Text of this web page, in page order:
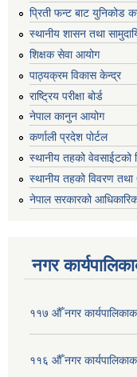
प्रिती फन्ट बाट युनिकोड
स्थानीय शासन तथा
शिक्षक सेवा आयोग
पाठ्यक्रम विकास केन्द्र
राष्ट्रिय परीक्षा बोर्ड
नेपाल कानुन आयोग
कर्णाली प्रदेश पोर्टल
स्थानीय तहको वेवसाईटको
स्थानीय तहको विवरण
नेपाल सरकारको आधिकारिक
नगर
११७ औँ नगर
११६ औँ नगर